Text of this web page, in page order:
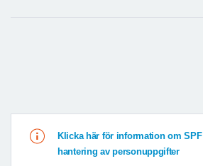
Klicka här för information om
hantering av personuppgifter